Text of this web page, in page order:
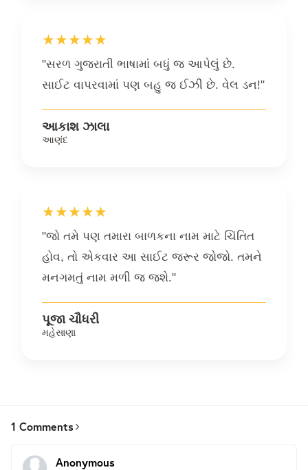
★★★★★
"સરળ ગુજરાતી ભાષામાં બધું જ આપેલું છે.
સાઈટ વાપરવામાં પણ બહુ જ ઈઝી છે. વેલ ડન!"
આકાશ ઝાલા
આણંદ
★★★★★
"જો તમે પણ તમારા બાળકના નામ માટે ચિંતિત
હોવ, તો એકવાર આ સાઈટ જરૂર જોજો. તમને
મનગમતું નામ મળી જ જશે."
પૂજા ચૌધરી
મહેસાણા
1 Comments
Anonymous